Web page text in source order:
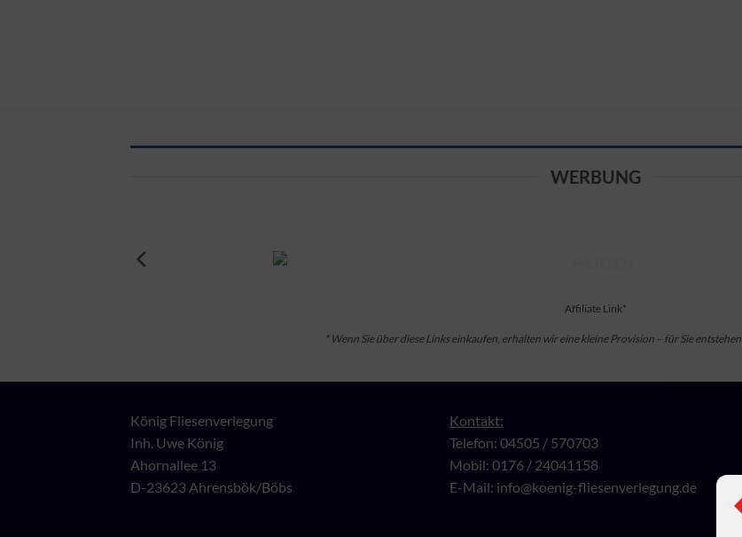
WERBUNG
Affiliate Link*
* Wenn Sie über diese Links einkaufen, erhalten wir eine kleine Provision – für Sie entstehen
König Fliesenverlegung
Inh. Uwe König
Ahornallee 13
D-23623 Ahrensbök/Böbs
Kontakt:
Telefon: 04505 / 570703
Mobil: 0176 / 24041158
E-Mail: info@koenig-fliesenverlegung.de